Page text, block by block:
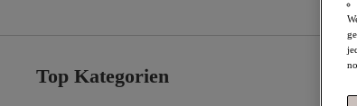
Top Kategorien